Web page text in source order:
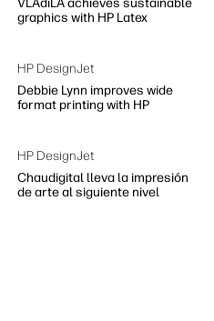
VLAdiLA achieves sustainable
graphics with HP Latex
HP DesignJet
Debbie Lynn improves wide
format printing with HP
HP DesignJet
Chaudigital lleva la impresión
de arte al siguiente nivel